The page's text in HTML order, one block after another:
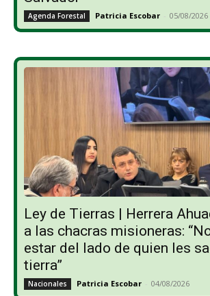
Agenda Forestal Patricia Escobar - 05/08/2026
Ley de Tierras | Herrera
a las chacras misioneras:
estar del lado de quien les
tierra”
Nacionales Patricia Escobar - 04/08/2026